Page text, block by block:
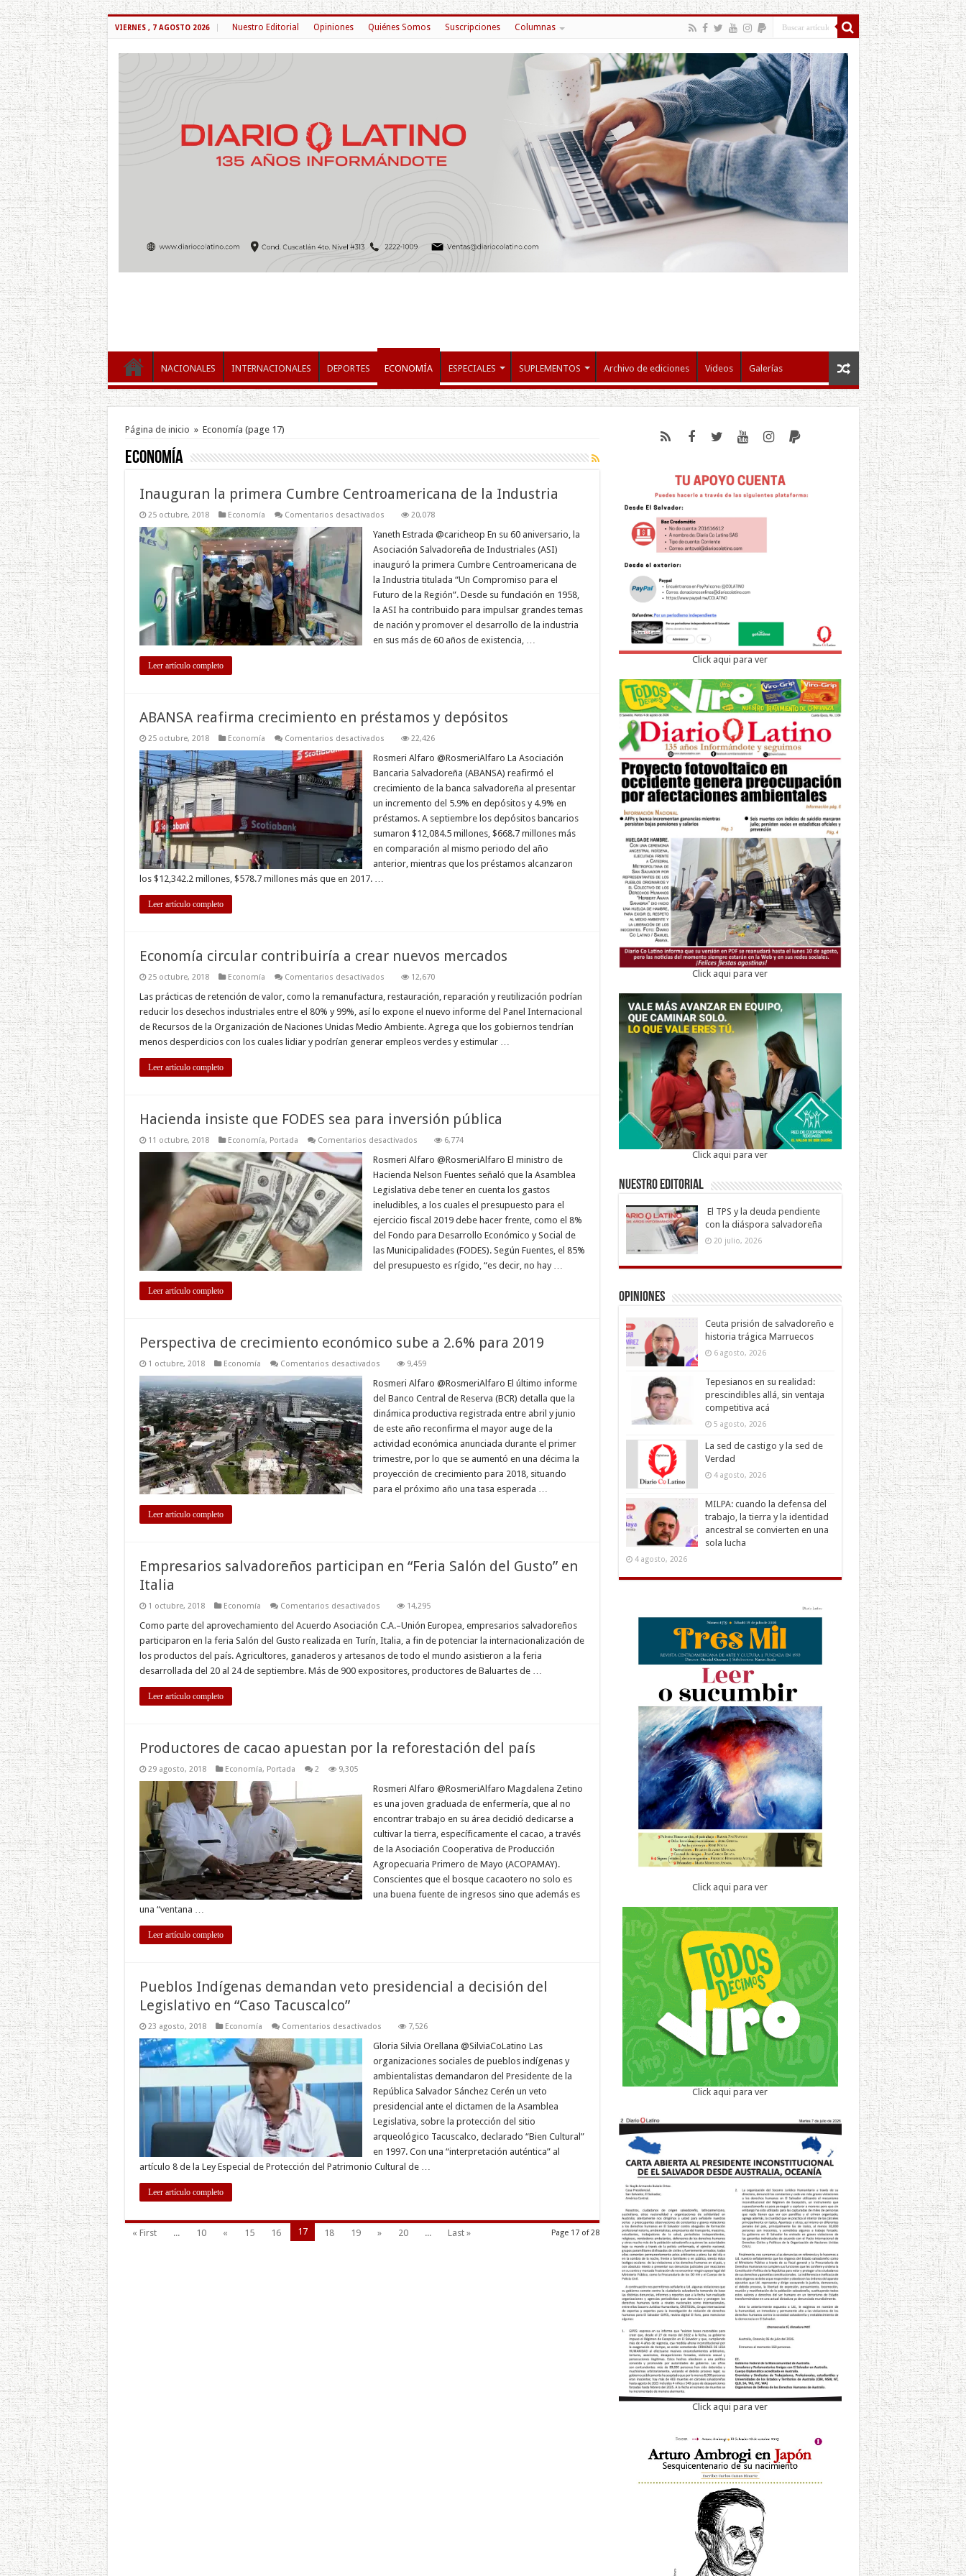
VIERNES , 7 AGOSTO 2026 Nuestro Editorial Opiniones Quiénes Somos Suscripciones Columnas
NACIONALES INTERNACIONALES DEPORTES ECONOMÍA ESPECIALES SUPLEMENTOS Archivo de ediciones Videos Galerías
Página de inicio » Economía (page 17)
Economía
Inauguran la primera Cumbre Centroamericana de la Industria
25 octubre, 2018 Economía Comentarios desactivadosen
la
Cumbre
Centroamericana
de
la
20,078
Yaneth Estrada @caricheop En su 60 aniversario, la
Asociación Salvadoreña de Industriales (ASI)
inauguró la primera Cumbre Centroamericana de
la Industria titulada “Un Compromiso para el
Futuro de la Región”. Desde su fundación en 1958,
la ASI ha contribuido para impulsar grandes temas
de nación y promover el desarrollo de la industria
en sus más de 60 años de existencia, …
Leer artículo completo
ABANSA reafirma crecimiento en préstamos y depósitos
25 octubre, 2018 Economía Comentarios desactivadosen
reafirma
en
préstamos
y
depósitos
22,426
Rosmeri Alfaro @RosmeriAlfaro La Asociación
Bancaria Salvadoreña (ABANSA) reafirmó el
crecimiento de la banca salvadoreña al presentar
un incremento del 5.9% en depósitos y 4.9% en
préstamos. A septiembre los depósitos bancarios
sumaron $12,084.5 millones, $668.7 millones más
en comparación al mismo periodo del año
anterior, mientras que los préstamos alcanzaron
los $12,342.2 millones, $578.7 millones más que en 2017. …
Leer artículo completo
Economía circular contribuiría a crear nuevos mercados
25 octubre, 2018 Economía Comentarios desactivadosen
circular
contribuiría
a
crear
nuevos
mercados
12,670
Las prácticas de retención de valor, como la remanufactura, restauración, reparación y reutilización podrían
reducir los desechos industriales entre el 80% y 99%, así lo expone el nuevo informe del Panel Internacional
de Recursos de la Organización de Naciones Unidas Medio Ambiente. Agrega que los gobiernos tendrían
menos desperdicios con los cuales lidiar y podrían generar empleos verdes y estimular …
Leer artículo completo
Hacienda insiste que FODES sea para inversión pública
11 octubre, 2018 Economía, Portada Comentarios desactivadosen
insiste
FODES
sea
para
inversión
6,774
Rosmeri Alfaro @RosmeriAlfaro El ministro de
Hacienda Nelson Fuentes señaló que la Asamblea
Legislativa debe tener en cuenta los gastos
ineludibles, a los cuales el presupuesto para el
ejercicio fiscal 2019 debe hacer frente, como el 8%
del Fondo para Desarrollo Económico y Social de
las Municipalidades (FODES). Según Fuentes, el 85%
del presupuesto es rígido, “es decir, no hay …
Leer artículo completo
Perspectiva de crecimiento económico sube a 2.6% para 2019
1 octubre, 2018 Economía Comentarios desactivadosen
de
económico
sube
a
2.6%
2019
9,459
Rosmeri Alfaro @RosmeriAlfaro El último informe
del Banco Central de Reserva (BCR) detalla que la
dinámica productiva registrada entre abril y junio
de este año reconfirma el mayor auge de la
actividad económica anunciada durante el primer
trimestre, por lo que se aumentó en una décima la
proyección de crecimiento para 2018, situando
para el próximo año una tasa esperada …
Leer artículo completo
Empresarios salvadoreños participan en “Feria Salón del Gusto” en
Italia
1 octubre, 2018 Economía Comentarios desactivadosen
salvadoreños
en
“Feria
Salón
del
14,295
Como parte del aprovechamiento del Acuerdo Asociación C.A.–Unión Europea, empresarios salvadoreños
participaron en la feria Salón del Gusto realizada en Turín, Italia, a fin de potenciar la internacionalización de
los productos del país. Agricultores, ganaderos y artesanos de todo el mundo asistieron a la feria
desarrollada del 20 al 24 de septiembre. Más de 900 expositores, productores de Baluartes de …
Leer artículo completo
Productores de cacao apuestan por la reforestación del país
29 agosto, 2018 Economía, Portada 2 9,305
Rosmeri Alfaro @RosmeriAlfaro Magdalena Zetino
es una joven graduada de enfermería, que al no
encontrar trabajo en su área decidió dedicarse a
cultivar la tierra, específicamente el cacao, a través
de la Asociación Cooperativa de Producción
Agropecuaria Primero de Mayo (ACOPAMAY).
Conscientes que el bosque cacaotero no solo es
una buena fuente de ingresos sino que además es
una “ventana …
Leer artículo completo
Pueblos Indígenas demandan veto presidencial a decisión del
Legislativo en “Caso Tacuscalco”
23 agosto, 2018 Economía Comentarios desactivadosen
Indígenas
veto
presidencial
a
decisión
Legislativo
en
“Caso
Tacuscalco”
7,526
Gloria Silvia Orellana @SilviaCoLatino Las
organizaciones sociales de pueblos indígenas y
ambientalistas demandaron del Presidente de la
República Salvador Sánchez Cerén un veto
presidencial ante el dictamen de la Asamblea
Legislativa, sobre la protección del sitio
arqueológico Tacuscalco, declarado “Bien Cultural”
en 1997. Con una “interpretación auténtica” al
artículo 8 de la Ley Especial de Protección del Patrimonio Cultural de …
Leer artículo completo
Page 17 of 28
« First ... 10 « 15 16 17 18 19 » 20 ... Last »
Click aqui para ver
Click aqui para ver
Click aqui para ver
Nuestro Editorial
El TPS y la deuda pendiente
con la diáspora salvadoreña
20 julio, 2026
Opiniones
Ceuta prisión de salvadoreño e
historia trágica Marruecos
6 agosto, 2026
Tepesianos en su realidad:
prescindibles allá, sin ventaja
competitiva acá
5 agosto, 2026
La sed de castigo y la sed de
Verdad
4 agosto, 2026
MILPA: cuando la defensa del
trabajo, la tierra y la identidad
ancestral se convierten en una
sola lucha
4 agosto, 2026
Click aqui para ver
Click aqui para ver
Click aqui para ver